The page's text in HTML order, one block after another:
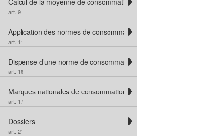
Calcul de la moyenne de consommation de carburant des
art. 9
Application des normes de consommation de carburant
art. 11
Dispense d’une norme de consommation de carburant
art. 16
Marques nationales de consommation de carburant
art. 17
Dossiers
art. 21